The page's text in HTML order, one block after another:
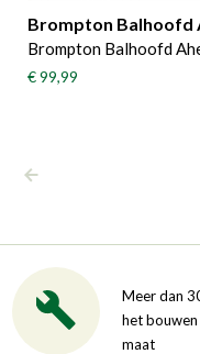
Brompton Balhoofd
Brompton Balhoofd
€ 99,99
Meer dan
het
maat